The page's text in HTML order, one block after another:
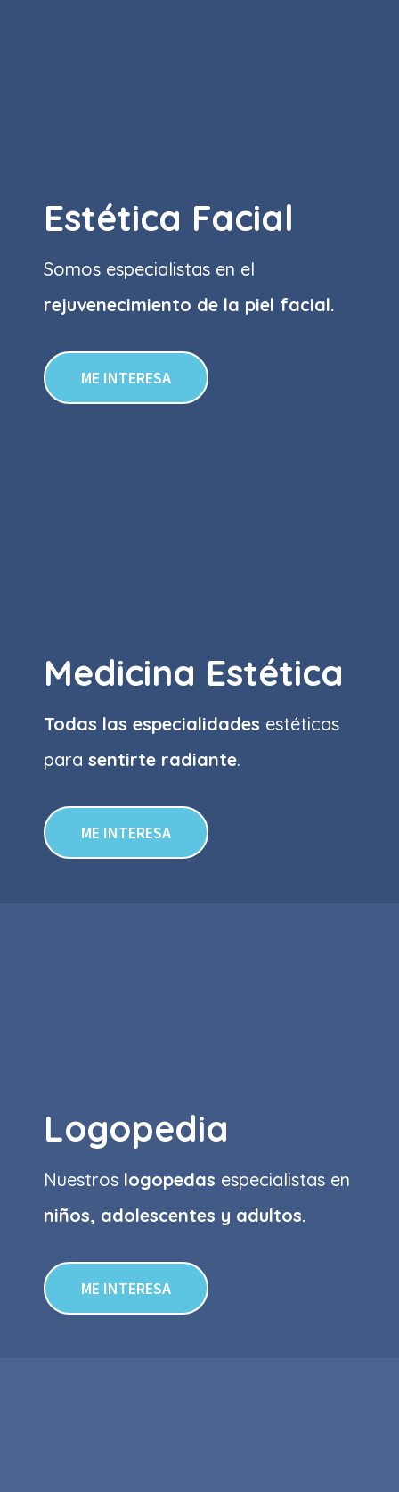
Estética Facial
Somos especialistas en el
rejuvenecimiento de la piel facial.
ME INTERESA
Medicina Estética
Todas las especialidades estéticas
parasentirte radiante.
ME INTERESA
Logopedia
Nuestros logopedas especialistas en
niños, adolescentes y adultos.
ME INTERESA